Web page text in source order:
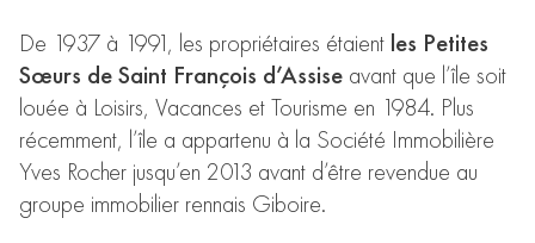
De 1937 à 1991, les propriétaires étaient les Petites
Sœurs de Saint François d’Assise avant que l’île soit
louée à Loisirs, Vacances et Tourisme en 1984. Plus
récemment, l’île a appartenu à la Société Immobilière
Yves Rocher jusqu’en 2013 avant d’être revendue au
groupe immobilier rennais Giboire.